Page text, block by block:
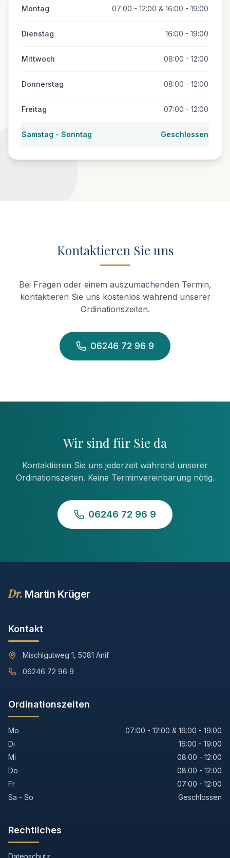
Montag 07:00 - 12:00 & 16:00 - 19:00
Dienstag 16:00 - 19:00
Mittwoch 08:00 - 12:00
Donnerstag 08:00 - 12:00
Freitag 07:00 - 12:00
Samstag - Sonntag Geschlossen
Kontaktieren Sie uns
Bei Fragen oder einem auszumachenden Termin,
kontaktieren Sie uns kostenlos während unserer
Ordinationszeiten.
06246 72 96 9
Wir sind für Sie da
Kontaktieren Sie uns jederzeit während unserer
Ordinationszeiten. Keine Terminvereinbarung nötig.
06246 72 96 9
Dr. Martin Krüger
Kontakt
Mischlgutweg 1, 5081 Anif
06246 72 96 9
Ordinationszeiten
Mo
07:00 - 12:00 & 16:00 - 19:00
Di
16:00 - 19:00
Mi
08:00 - 12:00
Do
08:00 - 12:00
Fr
07:00 - 12:00
Sa - So
Geschlossen
Rechtliches